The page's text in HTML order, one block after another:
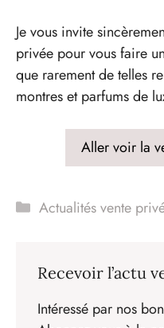
Je vous invite
privée pour vous faire
que rarement de telles
montres et parfums de
Aller voir la
Catégories
Actualités vente
Recevoir l’actu
Intéressé par nos